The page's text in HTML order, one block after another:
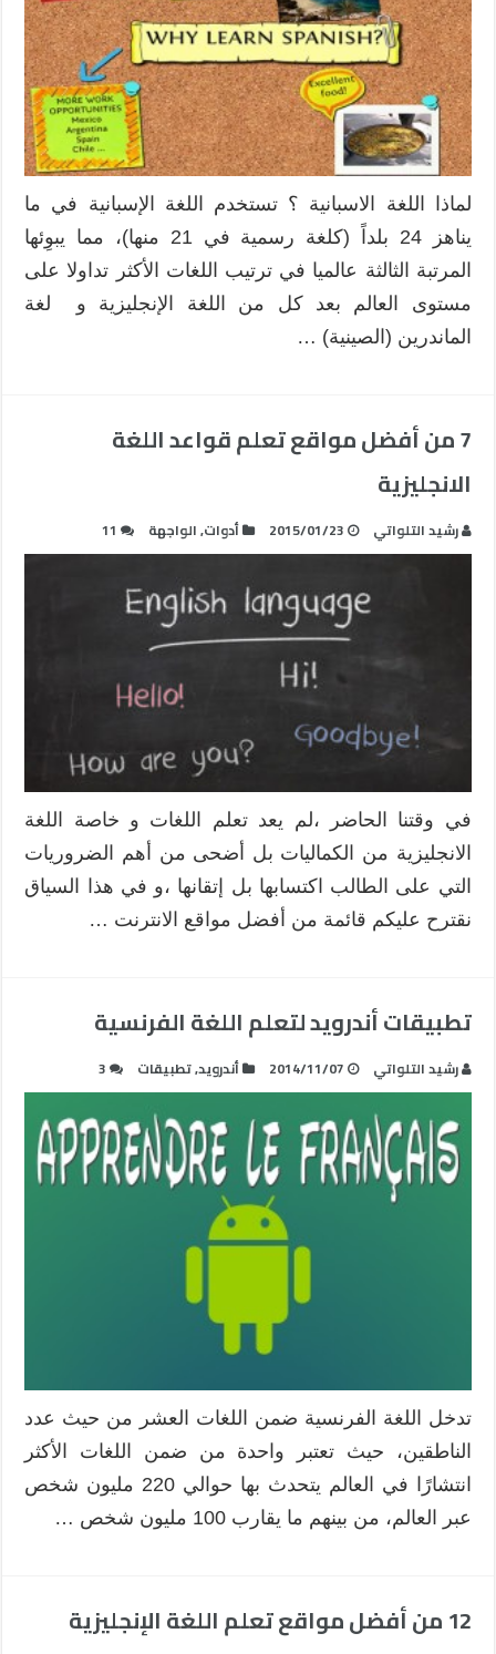
لماذا اللغة الاسبانية ؟ تستخدم اللغة الإسبانية في ما
يناهز 24 بلداً (كلغة رسمية في 21 منها)، مما يبوِئها
المرتبة الثالثة عالميا في ترتيب اللغات الأكثر تداولا على
مستوى العالم بعد كل من اللغة الإنجليزية و لغة
الماندرين (الصينية) …
7 من أفضل مواقع تعلم قواعد اللغة
الانجليزية
رشيد التلواتي 2015/01/23 أدوات,الواجهة 11
في وقتنا الحاضر ،لم يعد تعلم اللغات و خاصة اللغة
الانجليزية من الكماليات بل أضحى من أهم الضروريات
التي على الطالب اكتسابها بل إتقانها ،و في هذا السياق
نقترح عليكم قائمة من أفضل مواقع الانترنت …
تطبيقات أندرويد لتعلم اللغة الفرنسية
رشيد التلواتي 2014/11/07 أندرويد,تطبيقات 3
تدخل اللغة الفرنسية ضمن اللغات العشر من حيث عدد
الناطقين، حيث تعتبر واحدة من ضمن اللغات الأكثر
انتشارًا في العالم يتحدث بها حوالي 220 مليون شخص
عبر العالم، من بينهم ما يقارب 100 مليون شخص …
12 من أفضل مواقع تعلم اللغة الإنجليزية